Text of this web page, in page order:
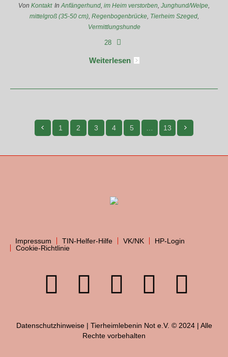
Von Kontakt InAnfängerhund, im Heim verstorben, Junghund/Welpe,
mittelgroß (35-50 cm), Regenbogenbrücke, Tierheim Szeged,
Vermittlungshunde
28
Weiterlesen
1 2 3 4 5 13
Impressum TIN-Helfer-Hilfe VK/NK
HP-Login
Cookie-Richtlinie
Datenschutzhinweise| Tierheimlebenin Not e.V. © 2024 | Alle
Rechte vorbehalten